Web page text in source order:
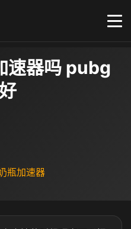
速器吗 pubg
瓶加速器